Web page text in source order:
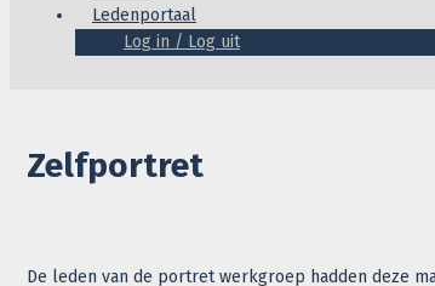
Ledenportaal
Log in / Log uit
Zelfportret
De leden van de portret werkgroep hadden deze